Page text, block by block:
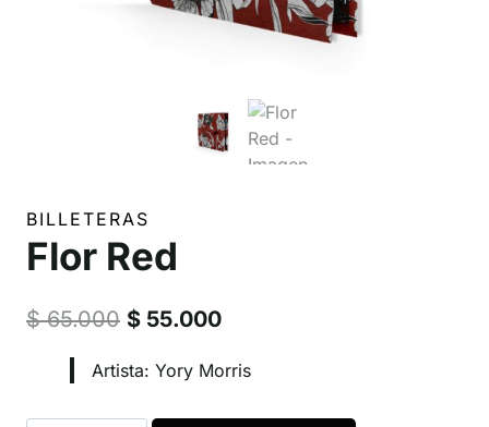
BILLETERAS
Flor Red
$65.000 El
original
era:
$ 55.000El
actual
es:
Artista: Yory Morris